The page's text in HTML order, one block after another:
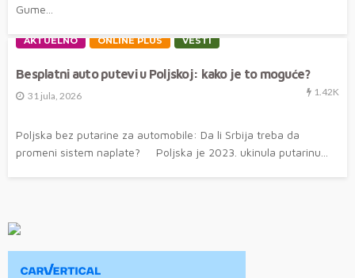
Gume...
AKTUELNO ONLINE PLUS VESTI
Besplatni auto putevi u Poljskoj: kako je to moguće?
31 jula, 2026 1.42K
Poljska bez putarine za automobile: Da li Srbija treba da
promeni sistem naplate? Poljska je 2023. ukinula putarinu...